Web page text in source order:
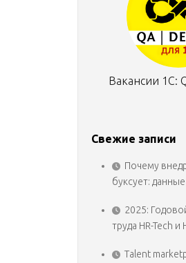
Вакансии 1С:
Свежие записи
Почему
буксует:
2025:
труда HR-Tech и
Talent